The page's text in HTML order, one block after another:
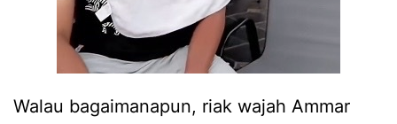
Walau bagaimanapun, riak wajah Ammar